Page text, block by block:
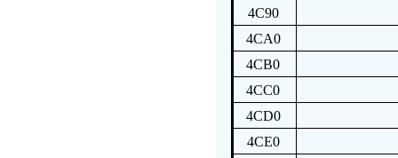
4C90
4CA0
4CB0
4CC0
4CD0
4CE0